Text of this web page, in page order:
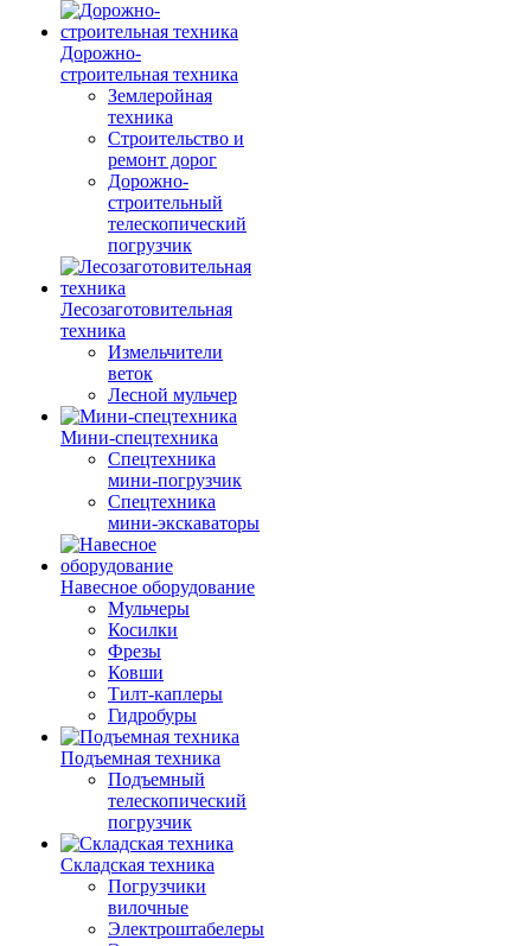
Дорожно-
строительная техника
Землеройная
техника
Строительство и
ремонт дорог
Дорожно-
строительный
телескопический
погрузчик
Лесозаготовительная
техника
Измельчители
веток
Лесной мульчер
Мини-спецтехника
Спецтехника
мини-погрузчик
Спецтехника
мини-экскаваторы
Навесное оборудование
Мульчеры
Косилки
Фрезы
Ковши
Тилт-каплеры
Гидробуры
Подъемная техника
Подъемный
телескопический
погрузчик
Складская техника
Погрузчики
вилочные
Электроштабелеры